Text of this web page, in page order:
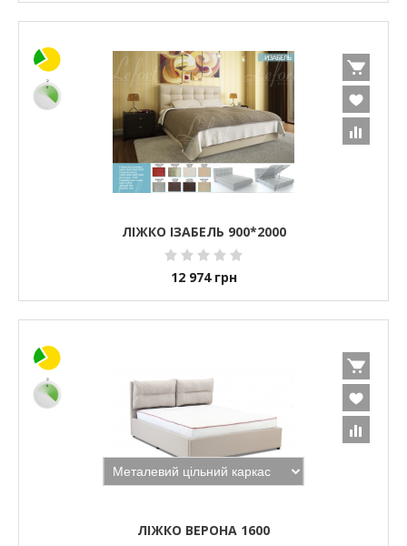
ЛІЖКО ІЗАБЕЛЬ 900*2000
12 974 грн
ЛІЖКО ВЕРОНА 1600